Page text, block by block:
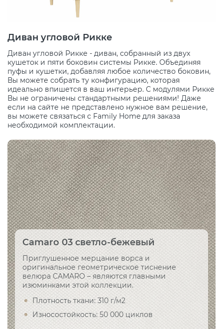
Диван угловой Рикке
Диван угловой Рикке - диван, собранный из двух
кушеток и пяти боковин системы Рикке. Объединяя
пуфы и кушетки, добавляя любое количество боковин,
Вы можете собрать ту конфигурацию, которая
идеально впишется в ваш интерьер. С модулями Рикке
Вы не ограничены стандартными решениями! Даже
если на сайте не представлено нужное вам решение,
вы можете связаться с Family Home для заказа
необходимой комплектации.
Camaro 03 светло-бежевый
Приглушенное мерцание ворса и
оригинальное геометрическое тиснение
велюра CAMARO – являются главными
изюминками этой коллекции.
Плотность ткани: 310 г/м2
Износостойкость: 50 000 циклов